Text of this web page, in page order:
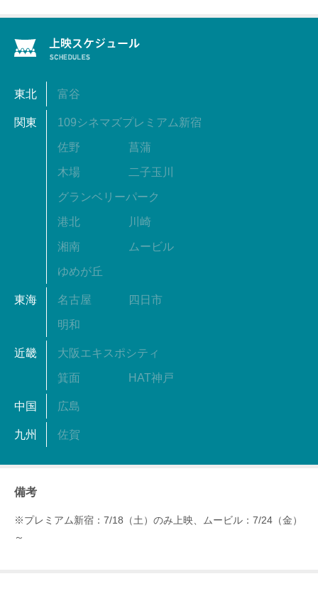
東北 富谷
関東 109シネマズプレミアム新宿
佐野 菖蒲
木場 二子玉川
グランベリーパーク
港北 川崎
湘南 ムービル
ゆめが丘
東海 名古屋 四日市
明和
近畿 大阪エキスポシティ
箕面 HAT神戸
中国 広島
九州 佐賀
備考
※プレミアム新宿：7/18（土）のみ上映、ムービル：7/24（金）
～